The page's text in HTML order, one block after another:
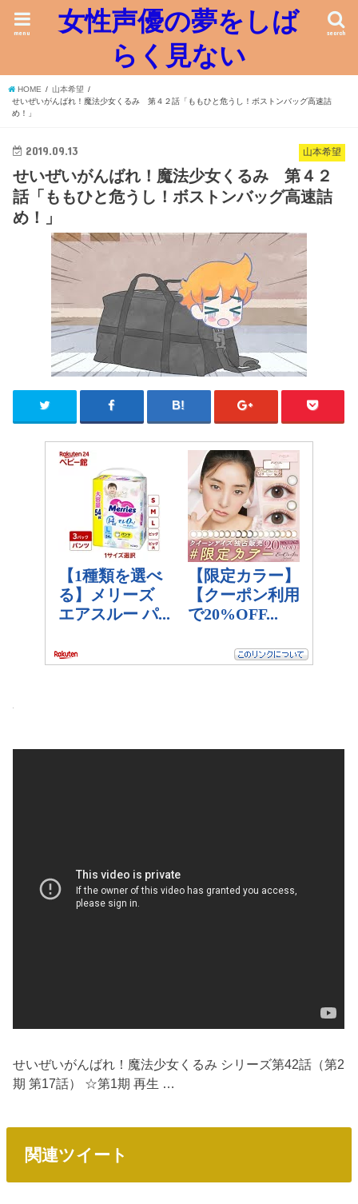
女性声優の夢をしば
らく見ない
search
menu
HOME
山本希望
せいぜいがんばれ！魔法少女くるみ 第４２話「ももひと危うし！ボストンバッグ高速詰
め！」
山本希望
2019.09.13
せいぜいがんばれ！魔法少女くるみ 第４２
話「ももひと危うし！ボストンバッグ高速詰
め！」
せいぜいがんばれ！魔法少女くるみ シリーズ第42話（第2
期 第17話） ☆第1期 再生 …
関連ツイート